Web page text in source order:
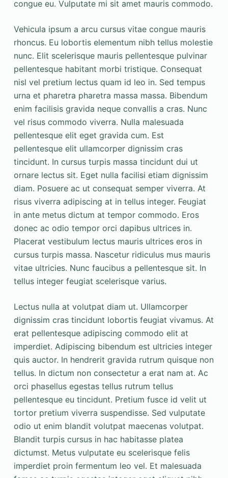
congue eu. Vulputate mi sit amet mauris commodo.
Vehicula ipsum a arcu cursus vitae congue mauris
rhoncus. Eu lobortis elementum nibh tellus molestie
nunc. Elit scelerisque mauris pellentesque pulvinar
pellentesque habitant morbi tristique. Consequat
nisl vel pretium lectus quam id leo in. Sed tempus
urna et pharetra pharetra massa massa. Bibendum
enim facilisis gravida neque convallis a cras. Nunc
vel risus commodo viverra. Nulla malesuada
pellentesque elit eget gravida cum. Est
pellentesque elit ullamcorper dignissim cras
tincidunt. In cursus turpis massa tincidunt dui ut
ornare lectus sit. Eget nulla facilisi etiam dignissim
diam. Posuere ac ut consequat semper viverra. At
risus viverra adipiscing at in tellus integer. Feugiat
in ante metus dictum at tempor commodo. Eros
donec ac odio tempor orci dapibus ultrices in.
Placerat vestibulum lectus mauris ultrices eros in
cursus turpis massa. Nascetur ridiculus mus mauris
vitae ultricies. Nunc faucibus a pellentesque sit. In
tellus integer feugiat scelerisque varius.
Lectus nulla at volutpat diam ut. Ullamcorper
dignissim cras tincidunt lobortis feugiat vivamus. At
erat pellentesque adipiscing commodo elit at
imperdiet. Adipiscing bibendum est ultricies integer
quis auctor. In hendrerit gravida rutrum quisque non
tellus. In dictum non consectetur a erat nam at. Ac
orci phasellus egestas tellus rutrum tellus
pellentesque eu tincidunt. Pretium fusce id velit ut
tortor pretium viverra suspendisse. Sed vulputate
odio ut enim blandit volutpat maecenas volutpat.
Blandit turpis cursus in hac habitasse platea
dictumst. Metus vulputate eu scelerisque felis
imperdiet proin fermentum leo vel. Et malesuada